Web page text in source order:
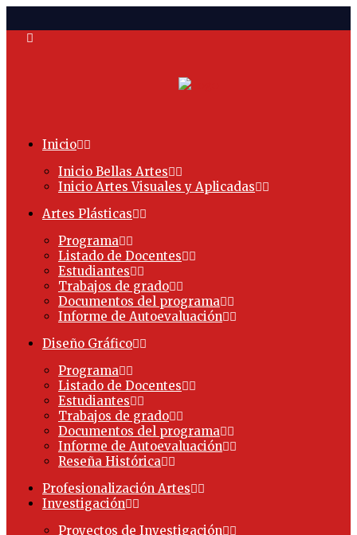
Inicio
Inicio Bellas Artes
Inicio Artes Visuales y Aplicadas
Artes Plásticas
Programa
Listado de Docentes
Estudiantes
Trabajos de grado
Documentos del programa
Informe de Autoevaluación
Diseño Gráfico
Programa
Listado de Docentes
Estudiantes
Trabajos de grado
Documentos del programa
Informe de Autoevaluación
Reseña Histórica
Profesionalización Artes
Investigación
Proyectos de Investigación